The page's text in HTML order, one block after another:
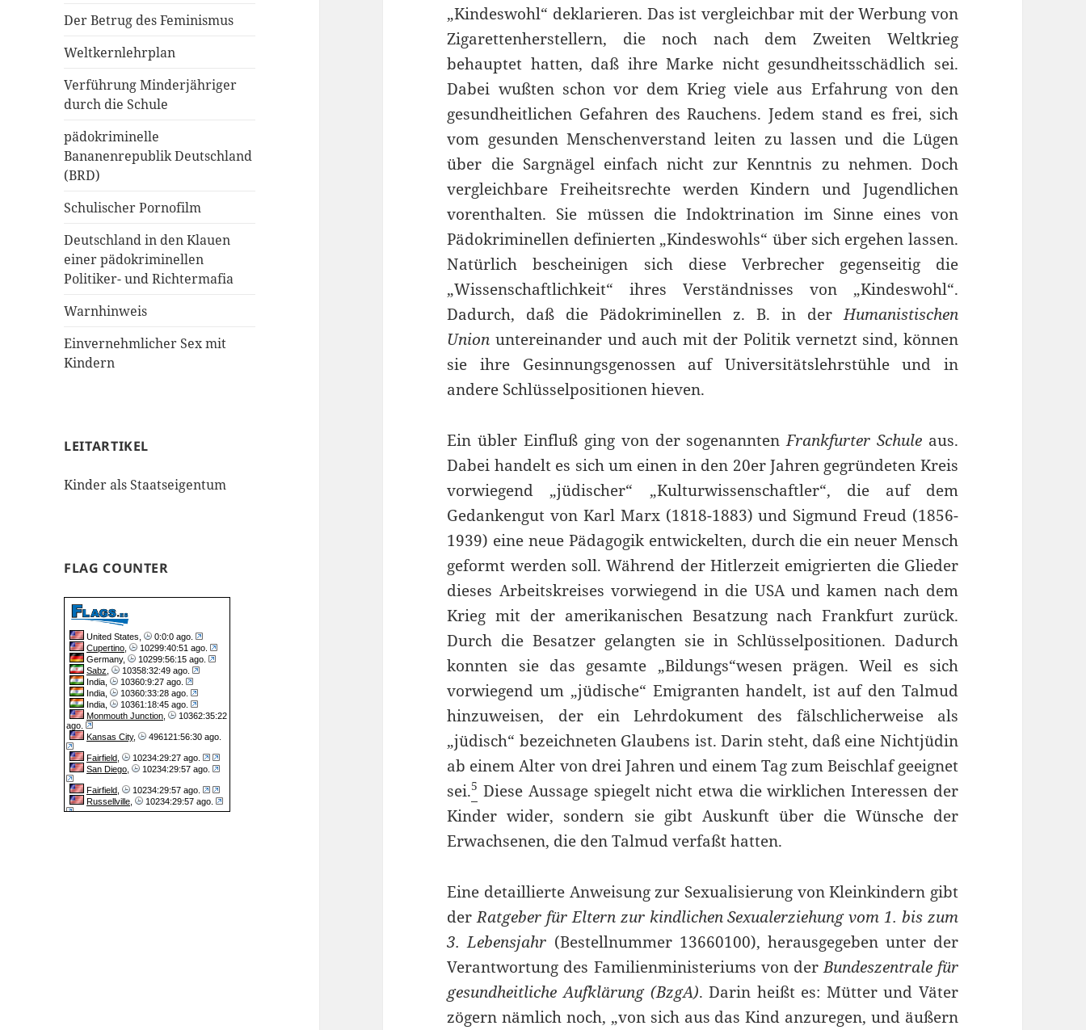
Der Betrug des Feminismus
Weltkernlehrplan
Verführung Minderjähriger
durch die Schule
pädokriminelle
Bananenrepublik Deutschland
(BRD)
Schulischer Pornofilm
Deutschland in den Klauen
einer pädokriminellen
Politiker- und Richtermafia
Warnhinweis
Einvernehmlicher Sex mit
Kindern
LEITARTIKEL
Kinder als Staatseigentum
FLAG COUNTER
„Kindeswohl“ deklarieren. Das ist vergleichbar mit der Werbung von
Zigarettenherstellern, die noch nach dem Zweiten Weltkrieg
behauptet hatten, daß ihre Marke nicht gesundheitsschädlich sei.
Dabei wußten schon vor dem Krieg viele aus Erfahrung von den
gesundheitlichen Gefahren des Rauchens. Jedem stand es frei, sich
vom gesunden Menschenverstand leiten zu lassen und die Lügen
über die Sargnägel einfach nicht zur Kenntnis zu nehmen. Doch
vergleichbare Freiheitsrechte werden Kindern und Jugendlichen
vorenthalten. Sie müssen die Indoktrination im Sinne eines von
Pädokriminellen definierten „Kindeswohls“ über sich ergehen lassen.
Natürlich bescheinigen sich diese Verbrecher gegenseitig die
„Wissenschaftlichkeit“ ihres Verständnisses von „Kindeswohl“.
Dadurch, daß die Pädokriminellen z. B. in derHumanistischen
Union untereinander und auch mit der Politik vernetzt sind, können
sie ihre Gesinnungsgenossen auf Universitätslehrstühle und in
andere Schlüsselpositionen hieven.
Ein übler Einfluß ging von der sogenanntenFrankfurter Schule aus.
Dabei handelt es sich um einen in den 20er Jahren gegründeten Kreis
vorwiegend „jüdischer“ „Kulturwissenschaftler“, die auf dem
Gedankengut von Karl Marx (1818-1883) und Sigmund Freud (1856-
1939) eine neue Pädagogik entwickelten, durch die ein neuer Mensch
geformt werden soll. Während der Hitlerzeit emigrierten die Glieder
dieses Arbeitskreises vorwiegend in die USA und kamen nach dem
Krieg mit der amerikanischen Besatzung nach Frankfurt zurück.
Durch die Besatzer gelangten sie in Schlüsselpositionen. Dadurch
konnten sie das gesamte „Bildungs“wesen prägen. Weil es sich
vorwiegend um „jüdische“ Emigranten handelt, ist auf den Talmud
hinzuweisen, der ein Lehrdokument des fälschlicherweise als
„jüdisch“ bezeichneten Glaubens ist. Darin steht, daß eine Nichtjüdin
ab einem Alter von drei Jahren und einem Tag zum Beischlaf geeignet
sei.5 Diese Aussage spiegelt nicht etwa die wirklichen Interessen der
Kinder wider, sondern sie gibt Auskunft über die Wünsche der
Erwachsenen, die den Talmud verfaßt hatten.
Eine detaillierte Anweisung zur Sexualisierung von Kleinkindern gibt
derRatgeber für Eltern zur kindlichen Sexualerziehung vom 1. bis zum
3. Lebensjahr (Bestellnummer 13660100), herausgegeben unter der
Verantwortung des Familienministeriums von derBundeszentrale für
gesundheitliche Aufklärung (BzgA). Darin heißt es: Mütter und Väter
zögern nämlich noch, „von sich aus das Kind anzuregen, und äußern